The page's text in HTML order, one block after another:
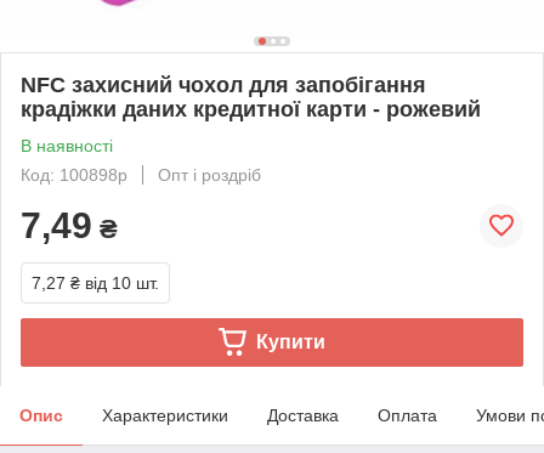
NFC захисний чохол для запобігання
крадіжки даних кредитної карти - рожевий
В наявності
Код: 100898р
Опт і роздріб
7,49 ₴
7,27 ₴ від 10 шт.
Купити
Опис Характеристики Доставка Оплата Умови